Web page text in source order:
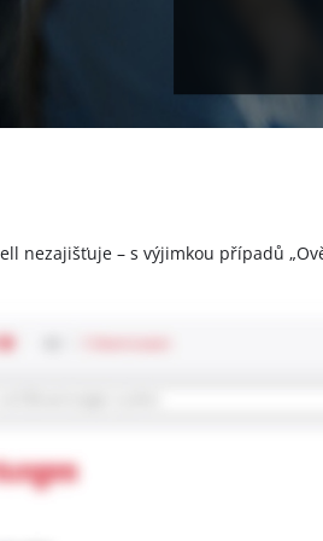
nezajišťuje – s výjimkou případů